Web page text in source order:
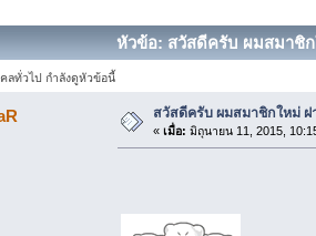
หัวข้อ: สวัสดีครับ ผมสมาชิ
ลทั่วไป กำลังดูหัวข้อนี้
สวัสดีครับ ผมสมาชิกใหม่
« เมื่อ: มิถุนายน 11, 2015,